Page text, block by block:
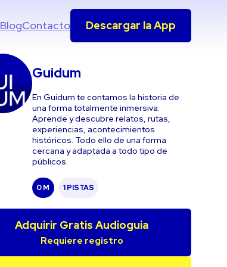
BlogContacto Descargar la App
Guidum
En Guidum te contamos la historia de
una forma totalmente inmersiva.
Aprende y descubre relatos, rutas,
experiencias, acontecimientos
históricos. Todo ello de una forma
cercana y adaptada a todo tipo de
públicos.
0 M 1 PISTAS
Adquirir Gratis Audioguia
Requiere registro